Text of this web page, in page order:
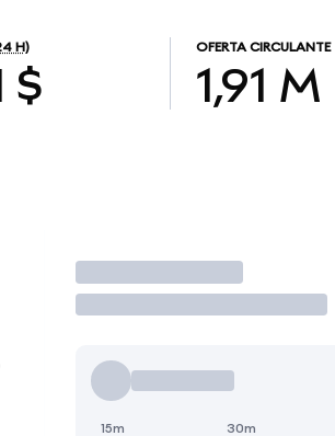
H)
$
OFERTA CIRCULANTE
1,91 M
Operar
15m 30m